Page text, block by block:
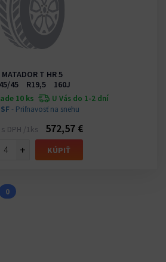
MATADOR T HR 5
45 R19,5 160J
10 ks
U Vás do 1-2 dní
- Priľnavosť na snehu
DPH /1ks
572,57 €
+ KÚPIŤ
0